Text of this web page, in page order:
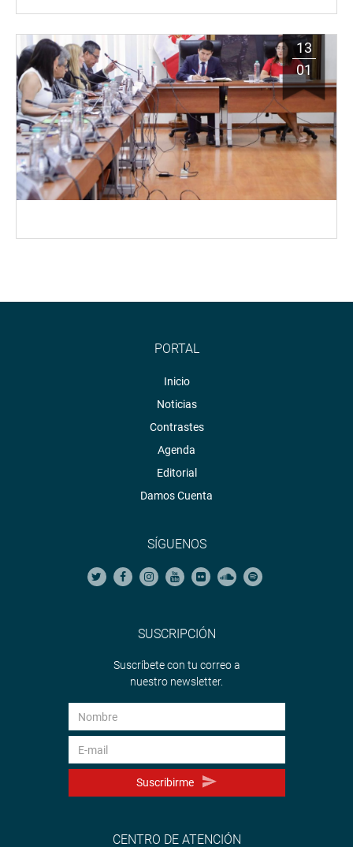
13
01
PORTAL
Inicio
Noticias
Contrastes
Agenda
Editorial
Damos Cuenta
SÍGUENOS
SUSCRIPCIÓN
Suscríbete con tu correo a
nuestro newsletter.
Suscribirme
CENTRO DE ATENCIÓN